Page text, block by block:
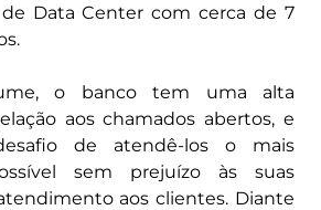
Data Center com cerca de 7
o banco tem uma alta
aos chamados abertos, e
de atendê-los o mais
sem prejuízo às suas
aos clientes. Diante